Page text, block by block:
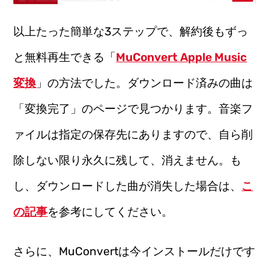
以上たった簡単な3ステップで、解約後もずっ
と無料再生できる「MuConvert Apple Music
変換 」の方法でした。ダウンロード済みの曲は
「変換完了」のページで見つかります。音楽フ
ァイルは指定の保存先にありますので、自ら削
除しない限り永久に残して、消えません。も
し、ダウンロードした曲が消失した場合は、 こ
の記事を参考にしてください。
さらに、MuConvertは今インストールだけです